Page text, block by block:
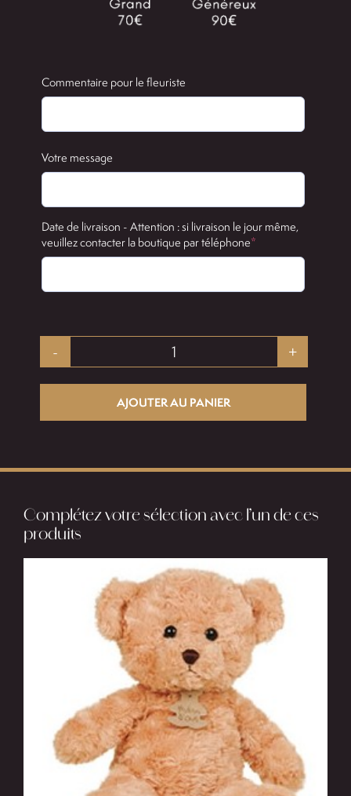
Commentaire pour le fleuriste
Votre message
Date de livraison - Attention : si livraison le jour même,
veuillez contacter la boutique par téléphone*(required)
quantité
de
Bouquet
bleu
Provence
AJOUTER AU PANIER
Complétez votre sélection avec l’un de ces
produits